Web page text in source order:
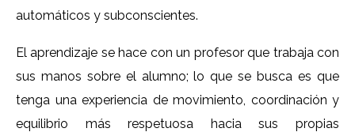
automáticos y subconscientes.
El aprendizaje se hace con un profesor que trabaja con
sus manos sobre el alumno; lo que se busca es que
tenga una experiencia de movimiento, coordinación y
equilibrio más respetuosa hacia sus propias